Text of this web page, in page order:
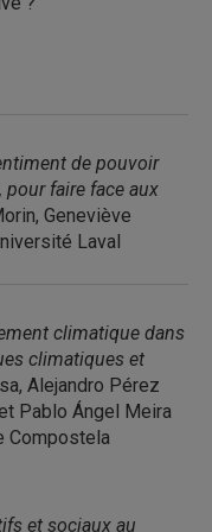
de Paris sur
d’ampleur;
la conférence –
regard poétique
à la nature. Bref,
d’études de cas
les
critiques et
individuelles se
de pouvoir
pour faire face aux
Geneviève
Laval
face à la
des
pour le
constitue une
semble pas y avoir
en éducation au
d’efficacité
climatique dans
climatiques et
Alejandro Pérez
Pablo Ángel Meira
Compostela
et sociaux au